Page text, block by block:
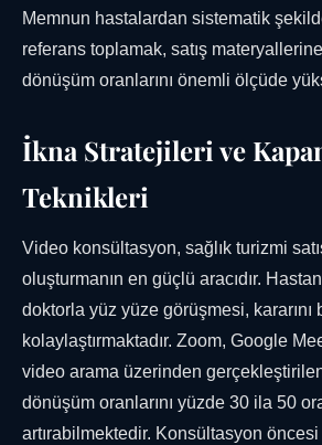
Memnun hastalardan sistematik
referans toplamak, satış
dönüşüm oranlarını önemli ölçüde
İkna Stratejileri ve
Teknikleri
Video konsültasyon, sağlık turizmi
oluşturmanın en güçlü aracıdır.
doktorla yüz yüze görüşmesi, kararını
kolaylaştırmaktadır. Zoom, Google
video arama üzerinden
dönüşüm oranlarını yüzde 30 ila 50
artırabilmektedir. Konsültasyon öncesi